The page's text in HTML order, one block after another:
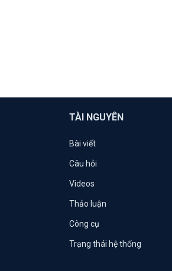
TÀI NGUYÊN
Bài viết
Câu hỏi
Videos
Thảo luận
Công cụ
Trạng thái hệ thống